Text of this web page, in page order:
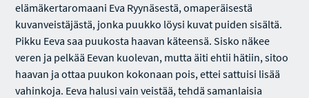
elämäkertaromaani Eva Ryynäsestä, omaperäisestä
kuvanveistäjästä, jonka puukko löysi kuvat puiden sisältä.
Pikku Eeva saa puukosta haavan käteensä. Sisko näkee
veren ja pelkää Eevan kuolevan, mutta äiti ehtii hätiin, sitoo
haavan ja ottaa puukon kokonaan pois, ettei sattuisi lisää
vahinkoja. Eeva halusi vain veistää, tehdä samanlaisia